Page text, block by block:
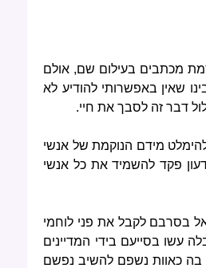
מכתבים בעילום שם, אולם
שאין באפשרותי להודיע לא
דבר זה לסבך את חיי.
מידם הנוקמת של אנשי
פקד להשמיד את כל אנשי
בסרבם לקבל את פני לוחמי
עשו בסייעם בידי המדיינים
בה כאוות נשפם להשיב נפשם